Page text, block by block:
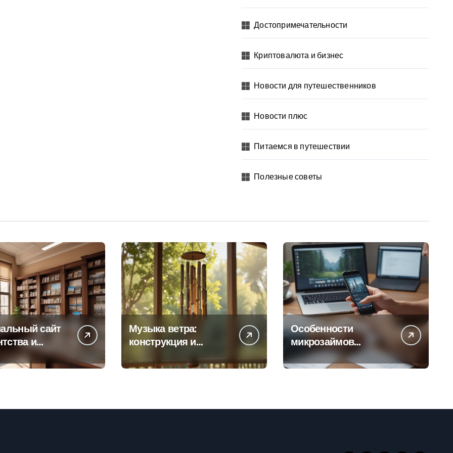
Достопримечательности
Криптовалюта и бизнес
Новости для путешественников
Новости плюс
Питаемся в путешествии
Полезные советы
сайт
и
офисов
по регионам
Музыка ветра:
конструкция и
звучания
Особенности
микрозаймов
онлайн: условия,
процентные ставки и